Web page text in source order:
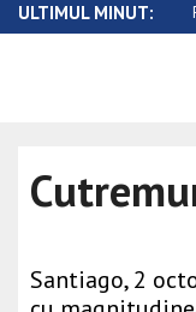
ULTIMUL MINUT:
capacitatea de
Santiago, 2